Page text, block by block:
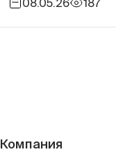
ориентирована на
08.05.26 187
Компания